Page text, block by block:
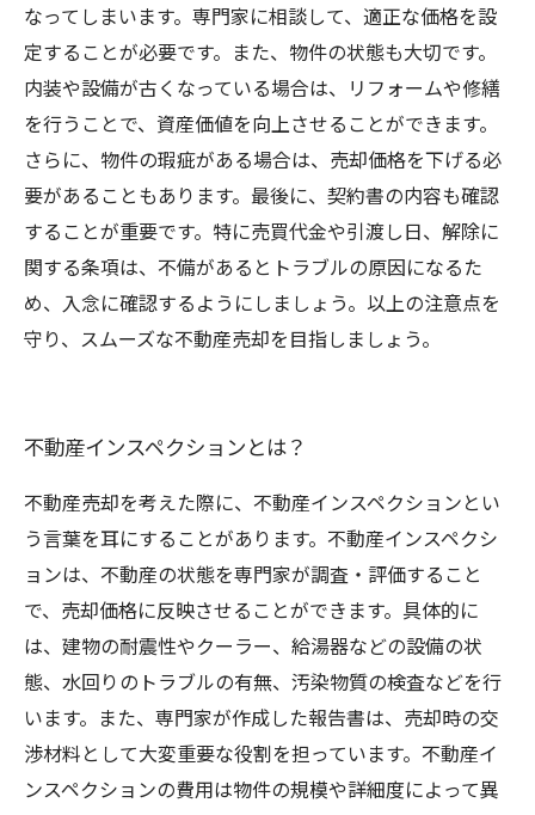
なってしまいます。専門家に相談して、適正な価格を設
定することが必要です。また、物件の状態も大切です。
内装や設備が古くなっている場合は、リフォームや修繕
を行うことで、資産価値を向上させることができます。
さらに、物件の瑕疵がある場合は、売却価格を下げる必
要があることもあります。最後に、契約書の内容も確認
することが重要です。特に売買代金や引渡し日、解除に
関する条項は、不備があるとトラブルの原因になるた
め、入念に確認するようにしましょう。以上の注意点を
守り、スムーズな不動産売却を目指しましょう。
不動産インスペクションとは？
不動産売却を考えた際に、不動産インスペクションとい
う言葉を耳にすることがあります。不動産インスペクシ
ョンは、不動産の状態を専門家が調査・評価すること
で、売却価格に反映させることができます。具体的に
は、建物の耐震性やクーラー、給湯器などの設備の状
態、水回りのトラブルの有無、汚染物質の検査などを行
います。また、専門家が作成した報告書は、売却時の交
渉材料として大変重要な役割を担っています。不動産イ
ンスペクションの費用は物件の規模や詳細度によって異